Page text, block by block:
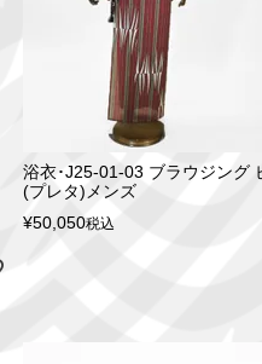
浴衣･J25-01-03 ブラウジング
(プレタ)メンズ
¥50,050税込